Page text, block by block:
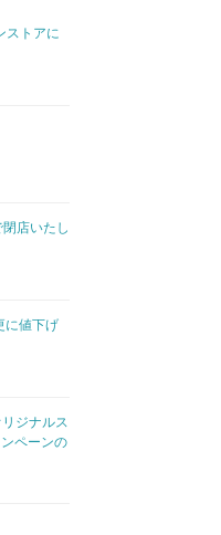
ストアに
店いたし
に値下げ
ジナルス
ペーンの